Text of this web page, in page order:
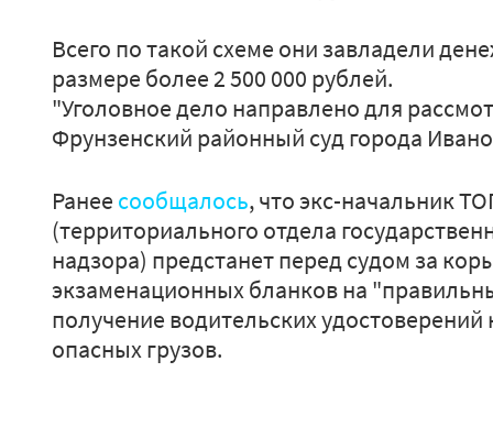
Всего по такой схеме они завладели
размере более 2 500 000 рублей.
"Уголовное дело направлено для
Фрунзенский районный суд города
Ранее сообщалось, что экс-начальник
(территориального отдела
надзора) предстанет перед судом за
экзаменационных бланков на
получение водительских
опасных грузов.